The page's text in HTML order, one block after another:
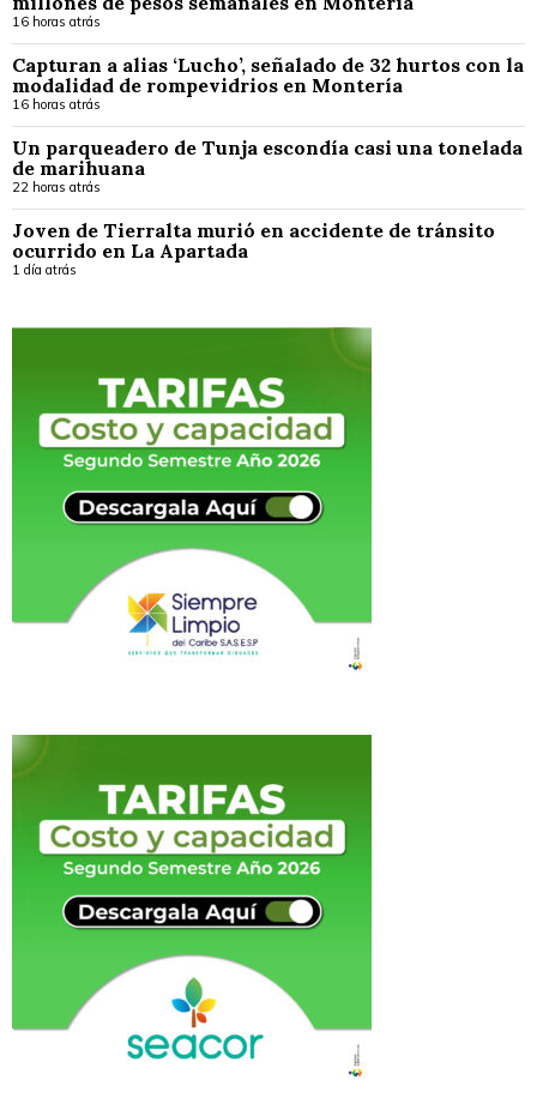
16 horas atrás
Capturan a alias ‘Lucho’, señalado de 32 hurtos con la
modalidad de rompevidrios en Montería
16 horas atrás
Un parqueadero de Tunja escondía casi una tonelada
de marihuana
22 horas atrás
Joven de Tierralta murió en accidente de tránsito
ocurrido en La Apartada
1 día atrás